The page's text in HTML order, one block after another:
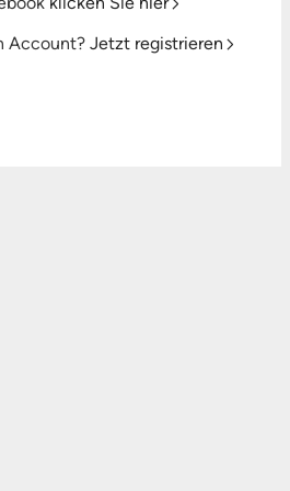
Account? Jetzt registrieren